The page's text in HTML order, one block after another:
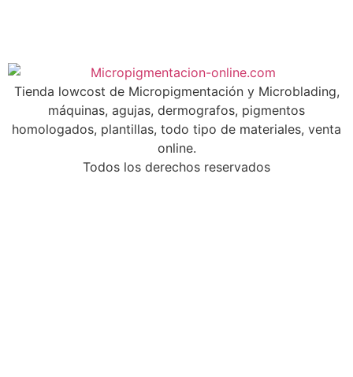
Tienda lowcost de Micropigmentación y Microblading,
máquinas, agujas, dermografos, pigmentos
homologados, plantillas, todo tipo de materiales, venta
online.
Todos los derechos reservados